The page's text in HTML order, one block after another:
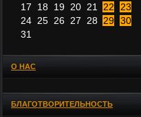
17
18 19 20 21 22
23
24 25 26 27 28 29 30
31
О НАС
БЛАГОТВОРИТЕЛЬНОСТЬ